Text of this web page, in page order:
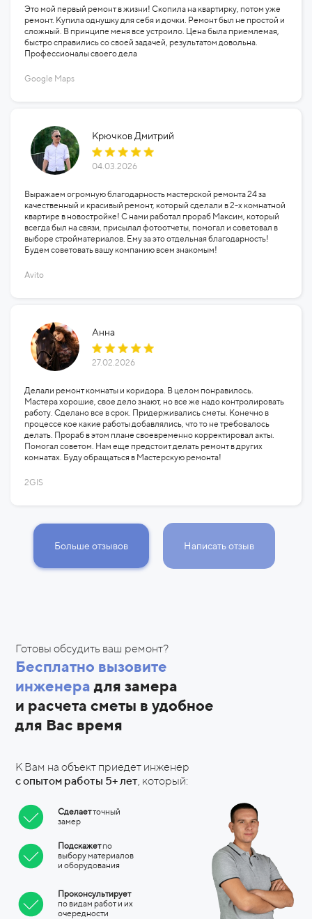
Это мой первый ремонт в жизни! Скопила на квартирку, потом уже
ремонт. Купила однушку для себя и дочки. Ремонт был не простой и
сложный. В принципе меня все устроило. Цена была приемлемая,
быстро справились со своей задачей, результатом довольна.
Профессионалы своего дела
Google Maps
Крючков Дмитрий
04.03.2026
Выражаем огромную благодарность мастерской ремонта 24 за
качественный и красивый ремонт, который сделали в 2-х комнатной
квартире в новостройке! С нами работал прораб Максим, который
всегда был на связи, присылал фотоотчеты, помогал и советовал в
выборе стройматериалов. Ему за это отдельная благодарность!
Будем советовать вашу компанию всем знакомым!
Avito
Анна
27.02.2026
Делали ремонт комнаты и коридора. В целом понравилось.
Мастера хорошие, свое дело знают, но все же надо контролировать
работу. Сделано все в срок. Придерживались сметы. Конечно в
процессе кое какие работы добавлялись, что то не требовалось
делать. Прораб в этом плане своевременно корректировал акты.
Помогал советом. Нам еще предстоит делать ремонт в других
комнатах. Буду обращаться в Мастерскую ремонта!
2GIS
Больше отзывов Написать отзыв
Бесплатно вызовите
инженерадля замера
и расчета сметы в удобное
для Вас время
Готовы обсудить ваш ремонт?
К Вам на объект приедет инженер
сопытом работы 5+ лет, который:
Сделаетточный
замер
Подскажетпо
выбору материалов
и оборудования
Проконсультирует
по видам работ и их
очередности